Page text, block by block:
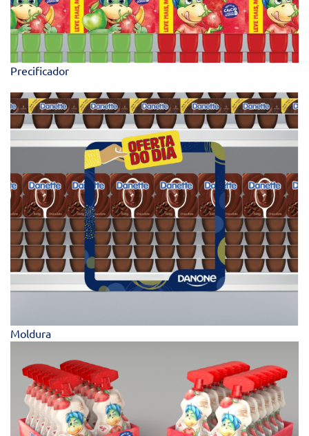
Precificador
Moldura